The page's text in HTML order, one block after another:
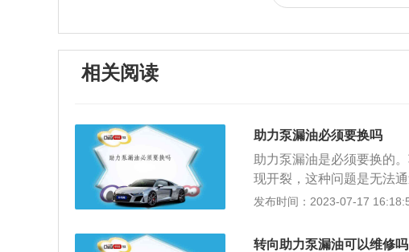
相关阅读
助力泵漏油必须要换吗
助力泵漏油是必须要换的
现开裂，这种问题是无法
决，车辆的助力泵是关系
命；2、经常检查助力油的
发布时间：2023-07-17
转向助力泵漏油可以维修吗